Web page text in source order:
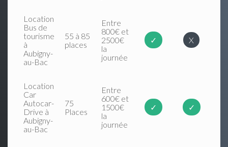
Location
Bus de
tourisme
à
Aubigny-
au-Bac
55 à 85
places
Entre
800€ et
2500€
la
journée
✓ X
Location
Car
Autocar-
Drive à
Aubigny-
au-Bac
75
Places
Entre
600€ et
1500€
la
journée
✓ ✓